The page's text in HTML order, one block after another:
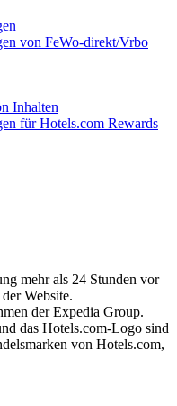
von FeWo-direkt/Vrbo
Inhalten
für Hotels.com Rewards
mehr als 24 Stunden vor
Website.
der Expedia Group.
das Hotels.com-Logo sind
von Hotels.com,